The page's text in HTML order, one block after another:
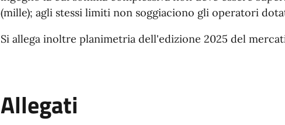
(mille); agli stessi limiti non soggiaciono gli operatori
Si allega inoltre planimetria dell'edizione 2025 del
Allegati